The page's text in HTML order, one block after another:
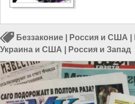
Беззаконие Россия и США
Украина и США
Россия и Запад